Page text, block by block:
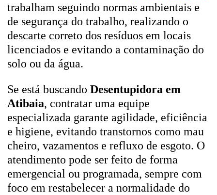
trabalham seguindo normas ambientais e
de segurança do trabalho, realizando o
descarte correto dos resíduos em locais
licenciados e evitando a contaminação do
solo ou da água.
Se está buscando Desentupidora em
Atibaia, contratar uma equipe
especializada garante agilidade, eficiência
e higiene, evitando transtornos como mau
cheiro, vazamentos e refluxo de esgoto. O
atendimento pode ser feito de forma
emergencial ou programada, sempre com
foco em restabelecer a normalidade do